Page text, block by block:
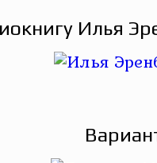
Илья